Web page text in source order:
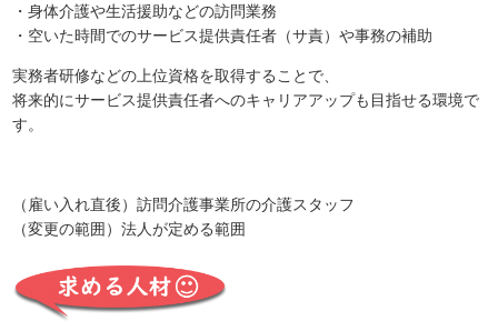
・身体介護や生活援助などの訪問業務
・空いた時間でのサービス提供責任者（サ責）や事務の補助
実務者研修などの上位資格を取得することで、
将来的にサービス提供責任者へのキャリアアップも目指せる環境で
す。
（雇い入れ直後）訪問介護事業所の介護スタッフ
（変更の範囲）法人が定める範囲